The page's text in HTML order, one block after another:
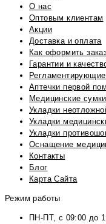
О нас
Оптовым клиентам
Акции
Доставка и оплата
Как оформить
Гарантии и
Аптечки первой
Медицинские сумки
Укладки
Укладки
Укладки
Оснащение
Контакты
Блог
Карта Сайта
Режим работы
ПН-ПТ, с 09:00 до